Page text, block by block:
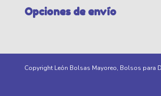
Opciones de envío
Copyright León Bolsas Mayoreo, Bolsos para